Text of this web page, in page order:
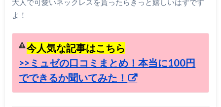
大人で可愛いネックレスを貰ったらきっと嬉しいはずです
よ！
今人気な記事はこちら
>>ミュゼの口コミまとめ！本当に100円
でできるか聞いてみた！